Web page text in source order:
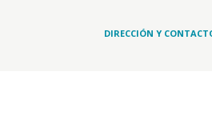
DIRECCIÓN Y